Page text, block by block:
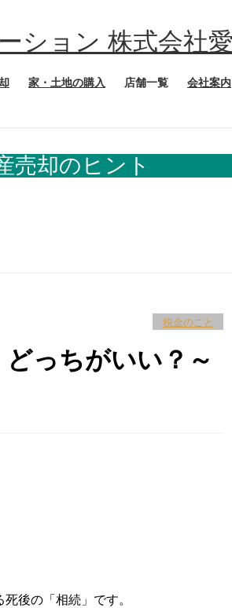
家・土地の購入 店舗一覧 会社案内
売却のヒント
税金のこと
っちがいい？～
後の「相続」です。